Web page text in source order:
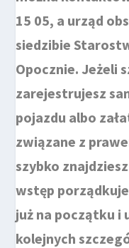
15 05, a urząd
siedzibie
Opocznie. Jeżeli
zarejestrujesz
pojazdu albo
związane z
szybko
wstęp
już na początku i
kolejnych